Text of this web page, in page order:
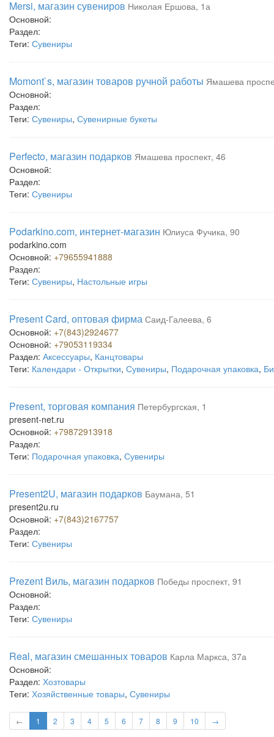
Mersi, магазин сувениров Николая Ершова, 1а
Основной:
Раздел:
Теги: Сувениры
Momont`s, магазин товаров ручной работы Ямашева
Основной:
Раздел:
Теги: Сувениры, Сувенирные букеты
Perfecto, магазин подарков Ямашева проспект, 46
Основной:
Раздел:
Теги: Сувениры
Podarkino.com, интернет-магазин Юлиуса Фучика, 90
podarkino.com
Основной: +79655941888
Раздел:
Теги: Сувениры, Настольные игры
Present Card, оптовая фирма Саид-Галеева, 6
Основной: +7(843)2924677
Основной: +79053119334
Раздел: Аксессуары, Канцтовары
Теги: Календари - Открытки, Сувениры, Подарочная упаковка,
Present, торговая компания Петербургская, 1
present-net.ru
Основной: +79872913918
Раздел:
Теги: Подарочная упаковка, Сувениры
Present2U, магазин подарков Баумана, 51
present2u.ru
Основной: +7(843)2167757
Раздел:
Теги: Сувениры
Prezent Виль, магазин подарков Победы проспект, 91
Основной:
Раздел:
Теги: Сувениры
Real, магазин смешанных товаров Карла Маркса, 37а
Основной:
Раздел: Хозтовары
Теги: Хозяйственные товары, Сувениры
← 1 2 3 4 5 6 7 8 9 10 →